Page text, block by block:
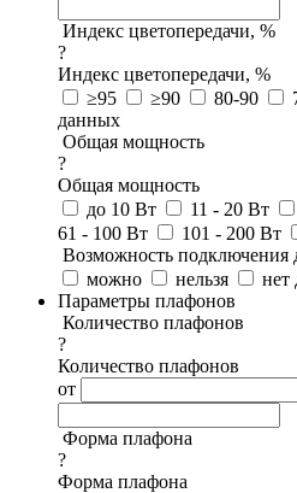
Индекс цветопередачи, %
?
Индекс цветопередачи, %
≥95
≥90 80-90
данных
Общая мощность
?
Общая мощность
до 10 Вт
11 - 20 Вт
61 - 100 Вт
101 - 200 Вт
Возможность подключения
можно
нельзя
нет
Параметры плафонов
Количество плафонов
?
Количество плафонов
от
Форма плафона
?
Форма плафона